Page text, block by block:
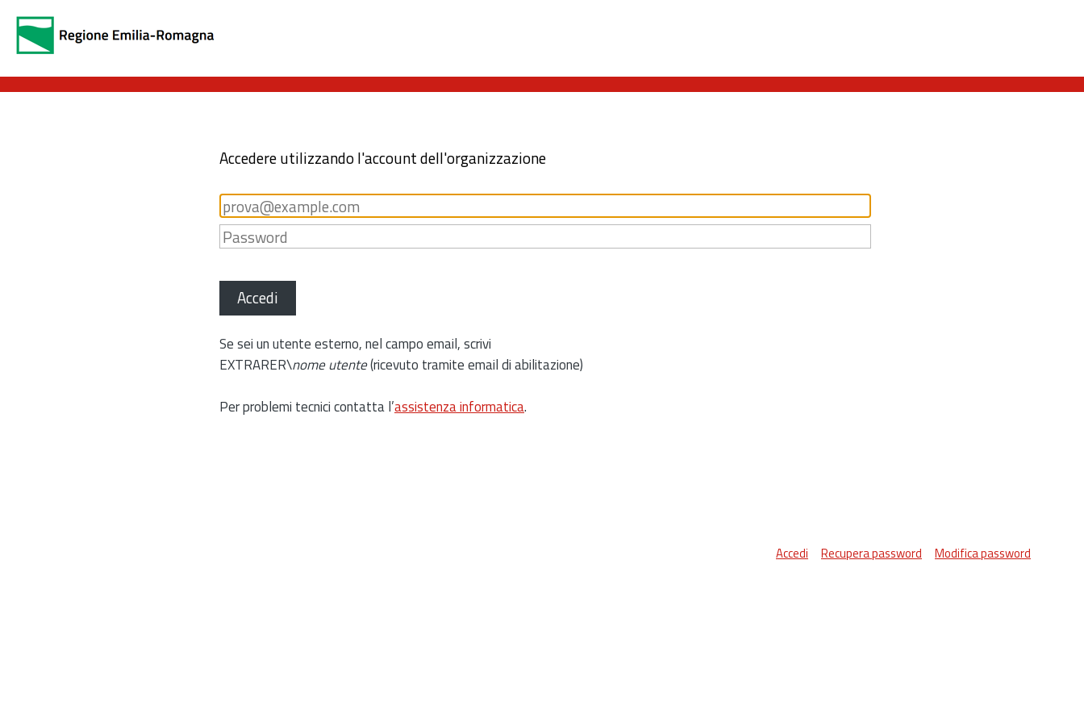
Accedere utilizzando l'account dell'organizzazione
Accedi
Se sei un utente esterno, nel campo email, scrivi
EXTRARER\nome utente(ricevuto tramite email di abilitazione)
Per problemi tecnici contatta l’assistenza informatica.
Accedi Recupera password Modifica password